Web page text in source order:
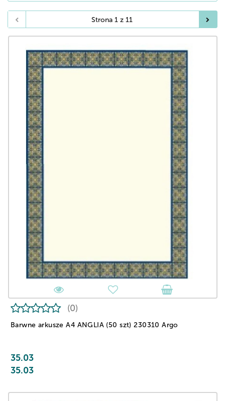
Barwne arkusze A4 ANGLIA (50 szt) 230310 Argo
(0)
35.03
35.03